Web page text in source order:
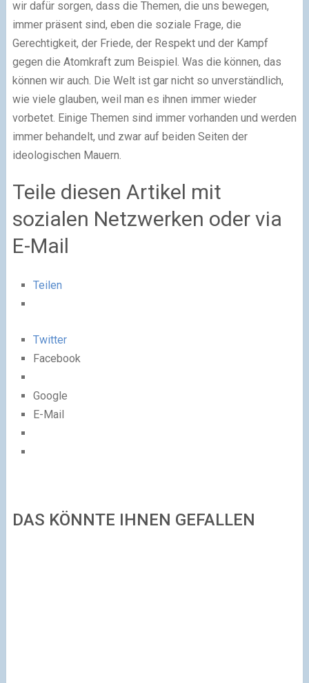
wir dafür sorgen, dass die Themen, die uns bewegen,
immer präsent sind, eben die soziale Frage, die
Gerechtigkeit, der Friede, der Respekt und der Kampf
gegen die Atomkraft zum Beispiel. Was die können, das
können wir auch. Die Welt ist gar nicht so unverständlich,
wie viele glauben, weil man es ihnen immer wieder
vorbetet. Einige Themen sind immer vorhanden und werden
immer behandelt, und zwar auf beiden Seiten der
ideologischen Mauern.
Teile diesen Artikel mit
sozialen Netzwerken oder via
E-Mail
Teilen
Twitter
Facebook
Google
E-Mail
DAS KÖNNTE IHNEN GEFALLEN